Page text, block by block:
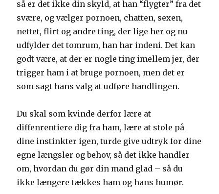
så er det ikke din skyld, at han “flygter” fra det
svære, og vælger pornoen, chatten, sexen,
nettet, flirt og andre ting, der lige her og nu
udfylder det tomrum, han har indeni. Det kan
godt være, at der er nogle ting imellem jer, der
trigger ham i at bruge pornoen, men det er
som sagt hans valg at udføre handlingen.
Du skal som kvinde derfor lære at
diffenrentiere dig fra ham, lære at stole på
dine instinkter igen, turde give udtryk for dine
egne længsler og behov, så det ikke handler
om, hvordan du gør din mand glad – så du
ikke længere tækkes ham og hans humør.